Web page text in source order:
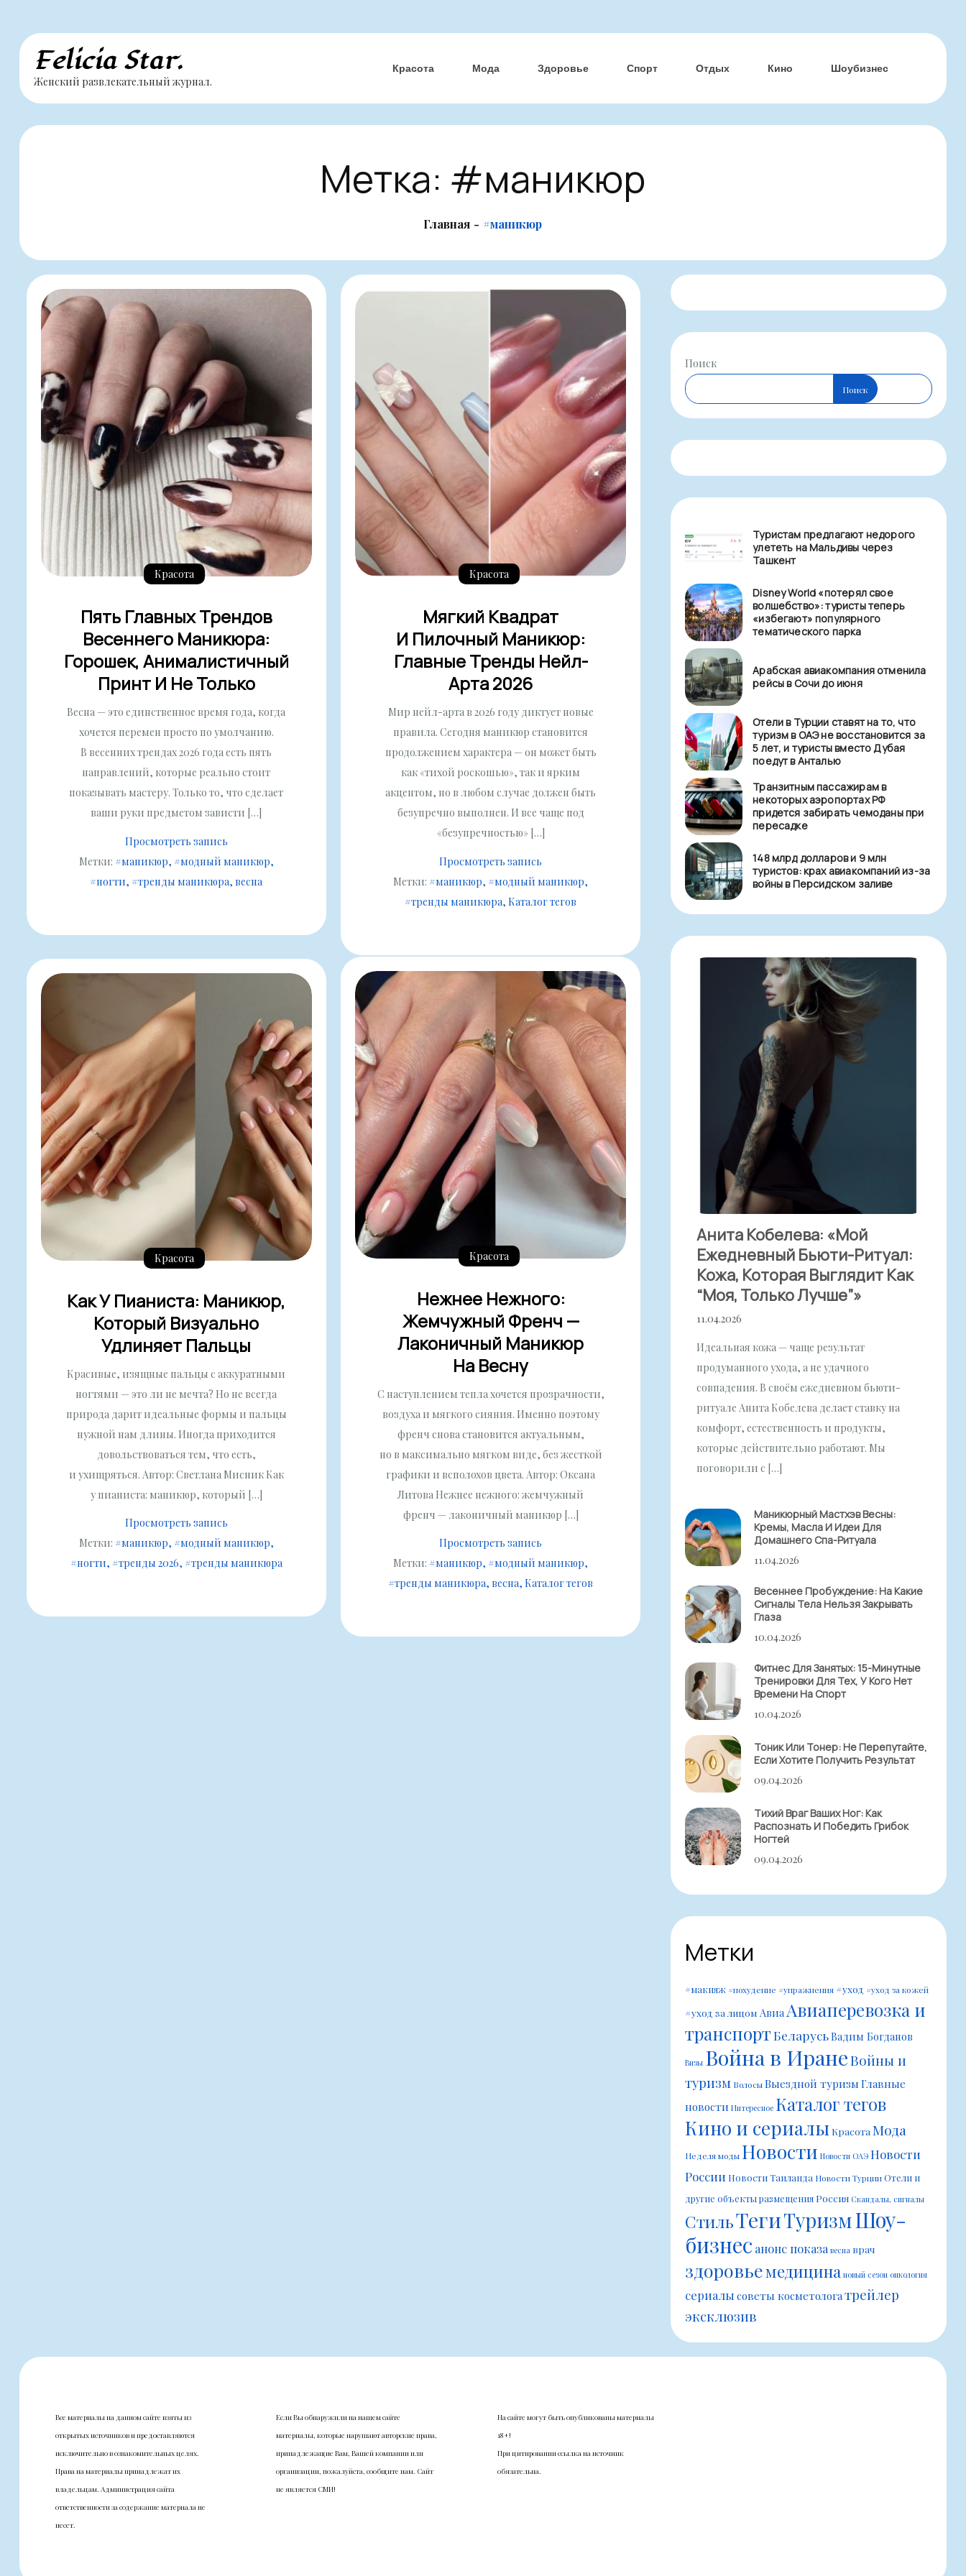
Перейти
содержимому
Felicia Star.
Женский развлекательный журнал.
Красота Мода Здоровье Спорт Отдых Кино Шоубизнес
Метка: #маникюр
Главная #маникюр
Красота
Пять Главных Трендов
Весеннего Маникюра:
Горошек, Анималистичный
Принт И Не Только
Весна — это единственное время года, когда
хочется перемен просто по умолчанию.
В весенних трендах 2026 года есть пять
направлений, которые реально стоит
показывать мастеру. Только то, что сделает
ваши руки предметом зависти […]
Просмотреть запись
Метки: #маникюр #модный маникюр
#ногти #тренды маникюра весна
Красота
Мягкий Квадрат
И Пилочный Маникюр:
Главные Тренды Нейл-
Арта 2026
Мир нейл-арта в 2026 году диктует новые
правила. Сегодня маникюр становится
продолжением характера — он может быть
как «тихой роскошью», так и ярким
акцентом, но в любом случае должен быть
безупречно выполнен. И все чаще под
«безупречностью» […]
Просмотреть запись
Метки: #маникюр #модный маникюр
#тренды маникюра Каталог тегов
Красота
Нежнее Нежного:
Жемчужный Френч —
Лаконичный Маникюр
На Весну
С наступлением тепла хочется прозрачности,
воздуха и мягкого сияния. Именно поэтому
френч снова становится актуальным,
но в максимально мягком виде, без жесткой
графики и всполохов цвета. Автор: Оксана
Литова Нежнее нежного: жемчужный
френч — лаконичный маникюр […]
Просмотреть запись
Метки: #маникюр #модный маникюр
#тренды маникюра весна Каталог тегов
Красота
Как У Пианиста: Маникюр,
Который Визуально
Удлиняет Пальцы
Красивые, изящные пальцы с аккуратными
ногтями — это ли не мечта? Но не всегда
природа дарит идеальные формы и пальцы
нужной нам длины. Иногда приходится
довольствоваться тем, что есть,
и ухищряться. Автор: Светлана Мисник Как
у пианиста: маникюр, который […]
Просмотреть запись
Метки: #маникюр #модный маникюр
#ногти #тренды 2026 #тренды маникюра
Поиск
Поиск
Туристам предлагают недорого
улететь на Мальдивы через
Ташкент
Disney World «потерял свое
волшебство»: туристы теперь
«избегают» популярного
тематического парка
Арабская авиакомпания отменила
рейсы в Сочи до июня
Отели в Турции ставят на то, что
туризм в ОАЭ не восстановится за
5 лет, и туристы вместо Дубая
поедут в Анталью
Транзитным пассажирам в
некоторых аэропортах РФ
придется забирать чемоданы при
пересадке
148 млрд долларов и 9 млн
туристов: крах авиакомпаний из-за
войны в Персидском заливе
Анита Кобелева: «Мой
Ежедневный Бьюти-Ритуал:
Кожа, Которая Выглядит Как
“моя, Только Лучше”»
11.04.2026
Идеальная кожа — чаще результат
продуманного ухода, а не удачного
совпадения. В своём ежедневном бьюти-
ритуале Анита Кобелева делает ставку на
комфорт, естественность и продукты,
которые действительно работают. Мы
поговорили с […]
Маникюрный Мастхэв Весны:
Кремы, Масла И Идеи Для
Домашнего Спа-Ритуала
11.04.2026
Весеннее Пробуждение: На Какие
Сигналы Тела Нельзя Закрывать
Глаза
10.04.2026
Фитнес Для Занятых: 15-Минутные
Тренировки Для Тех, У Кого Нет
Времени На Спорт
10.04.2026
Тоник Или Тонер: Не Перепутайте,
Если Хотите Получить Результат
09.04.2026
Тихий Враг Ваших Ног: Как
Распознать И Победить Грибок
Ногтей
09.04.2026
Метки
#макияж #похудение #упражнения #уход #уход за кожей
#уход за лицом Авиа Авиаперевозка и
транспортБеларусьВадим Богданов
Визы Война в ИранеВойны и
туризм ВолосыВыездной туризмГлавные
новости Интересное Каталог тегов
Кино и сериалыКрасота Мода
Неделя моды Новости Новости ОАЭ Новости
России Новости Таиланда Новости ТурцииОтели и
другие объекты размещенияРоссия Скандалы, сигналы
СтильТегиТуризмШоу-
бизнес анонс показа весна врач
здоровьемедицина новый сезон онкология
сериалы советы косметологатрейлер
эксклюзив
Все материалы на данном сайте взяты из
открытых источников и предоставляются
исключительно в ознакомительных целях.
Права на материалы принадлежат их
владельцам. Администрация сайта
ответственности за содержание материала не
несет.
Если Вы обнаружили на нашем сайте
материалы, которые нарушают авторские права,
принадлежащие Вам, Вашей компании или
организации, пожалуйста, сообщите нам. Сайт
не является СМИ!
На сайте могут быть опубликованы материалы
18+!
При цитировании ссылка на источник
обязательна.